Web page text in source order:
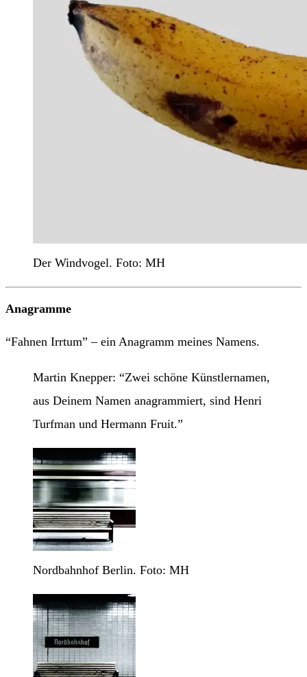
Der Windvogel. Foto: MH
Anagramme
“Fahnen Irrtum” – ein Anagramm meines Namens.
Martin Knepper: “Zwei schöne Künstlernamen,
aus Deinem Namen anagrammiert, sind Henri
Turfman und Hermann Fruit.”
Nordbahnhof Berlin. Foto: MH